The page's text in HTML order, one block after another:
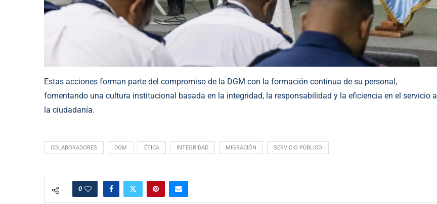
Estas acciones forman parte del compromiso de la DGM con la formación continua de su personal,
fomentando una cultura institucional basada en la integridad, la responsabilidad y la eficiencia en el servicio a
la ciudadanía.
COLABORADORES DGM ÉTICA INTEGRIDAD MIGRACIÓN SERVICIO PÚBLICO
0